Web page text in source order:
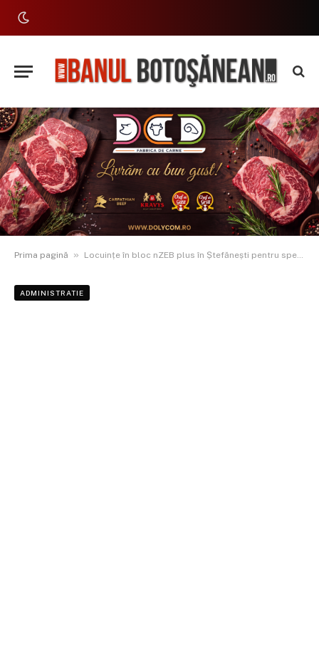
Prima pagină » Locuințe în bloc nZEB plus în Ștefănești pentru specialiștii din sănătate și învățământ
ADMINISTRATIE